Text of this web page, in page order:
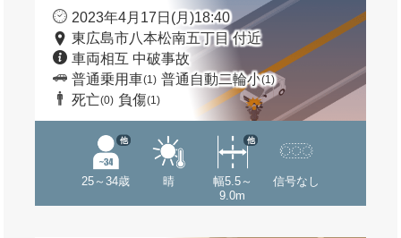
2023年4月17日(月)18:40
東広島市八本松南五丁目 付近
車両相互 中破事故
普通乗用車(1) 普通自動二輪小(1)
死亡(0) 負傷(1)
25～34歳
他
晴
幅5.5～
9.0m
他
信号なし